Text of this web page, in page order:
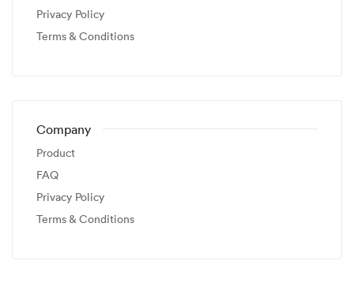
Privacy Policy
Terms & Conditions
Company
Product
FAQ
Privacy Policy
Terms & Conditions